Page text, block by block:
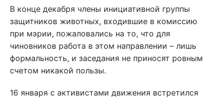
В конце декабря члены инициативной группы
защитников животных, входившие в комиссию
при мэрии, пожаловались на то, что для
чиновников работа в этом направлении – лишь
формальность, и заседания не приносят ровным
счетом никакой пользы.
16 января с активистами движения встретился